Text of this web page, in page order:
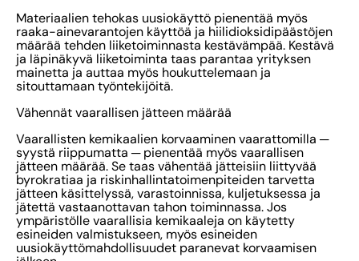
Materiaalien tehokas uusiokäyttö pienentää myös
raaka-ainevarantojen käyttöä ja hiilidioksidipäästöjen
määrää tehden liiketoiminnasta kestävämpää. Kestävä
ja läpinäkyvä liiketoiminta taas parantaa yrityksen
mainetta ja auttaa myös houkuttelemaan ja
sitouttamaan työntekijöitä.
Vähennät vaarallisen jätteen määrää
Vaarallisten kemikaalien korvaaminen vaarattomilla ─
syystä riippumatta ─ pienentää myös vaarallisen
jätteen määrää. Se taas vähentää jätteisiin liittyvää
byrokratiaa ja riskinhallintatoimenpiteiden tarvetta
jätteen käsittelyssä, varastoinnissa, kuljetuksessa ja
jätettä vastaanottavan tahon toiminnassa. Jos
ympäristölle vaarallisia kemikaaleja on käytetty
esineiden valmistukseen, myös esineiden
uusiokäyttömahdollisuudet paranevat korvaamisen